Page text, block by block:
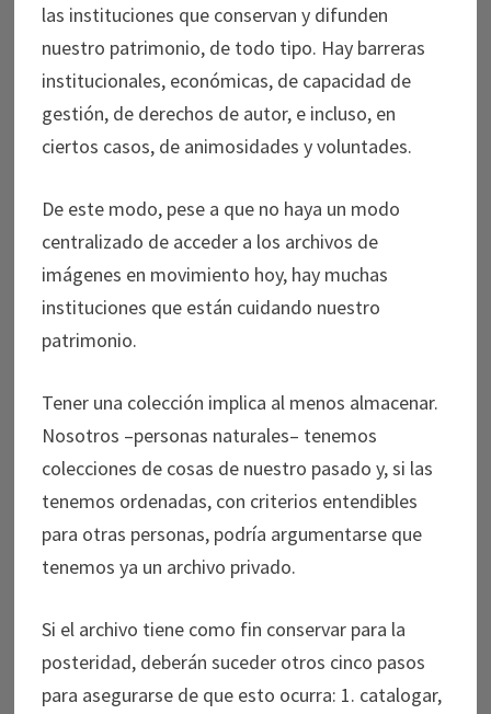
las instituciones que conservan y difunden
nuestro patrimonio, de todo tipo. Hay barreras
institucionales, económicas, de capacidad de
gestión, de derechos de autor, e incluso, en
ciertos casos, de animosidades y voluntades.
De este modo, pese a que no haya un modo
centralizado de acceder a los archivos de
imágenes en movimiento hoy, hay muchas
instituciones que están cuidando nuestro
patrimonio.
Tener una colección implica al menos almacenar.
Nosotros –personas naturales– tenemos
colecciones de cosas de nuestro pasado y, si las
tenemos ordenadas, con criterios entendibles
para otras personas, podría argumentarse que
tenemos ya un archivo privado.
Si el archivo tiene como fin conservar para la
posteridad, deberán suceder otros cinco pasos
para asegurarse de que esto ocurra: 1. catalogar,